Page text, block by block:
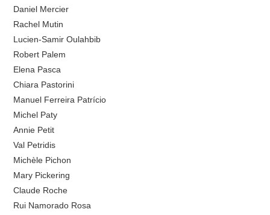
Daniel Mercier
Rachel Mutin
Lucien-Samir Oulahbib
Robert Palem
Elena Pasca
Chiara Pastorini
Manuel Ferreira Patrício
Michel Paty
Annie Petit
Val Petridis
Michèle Pichon
Mary Pickering
Claude Roche
Rui Namorado Rosa